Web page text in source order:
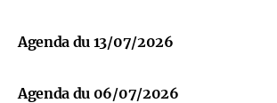
Agenda du 13/07/2026
Agenda du 06/07/2026